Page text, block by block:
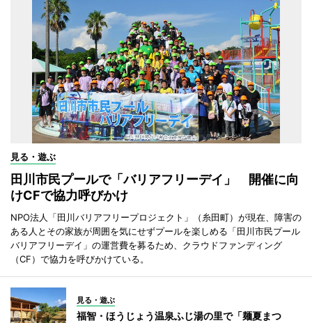
見る・遊ぶ
田川市民プールで「バリアフリーデイ」 開催に向
けCFで協力呼びかけ
NPO法人「田川バリアフリープロジェクト」（糸田町）が現在、障害の
ある人とその家族が周囲を気にせずプールを楽しめる「田川市民プール
バリアフリーデイ」の運営費を募るため、クラウドファンディング
（CF）で協力を呼びかけている。
見る・遊ぶ
福智・ほうじょう温泉ふじ湯の里で「麺夏まつ